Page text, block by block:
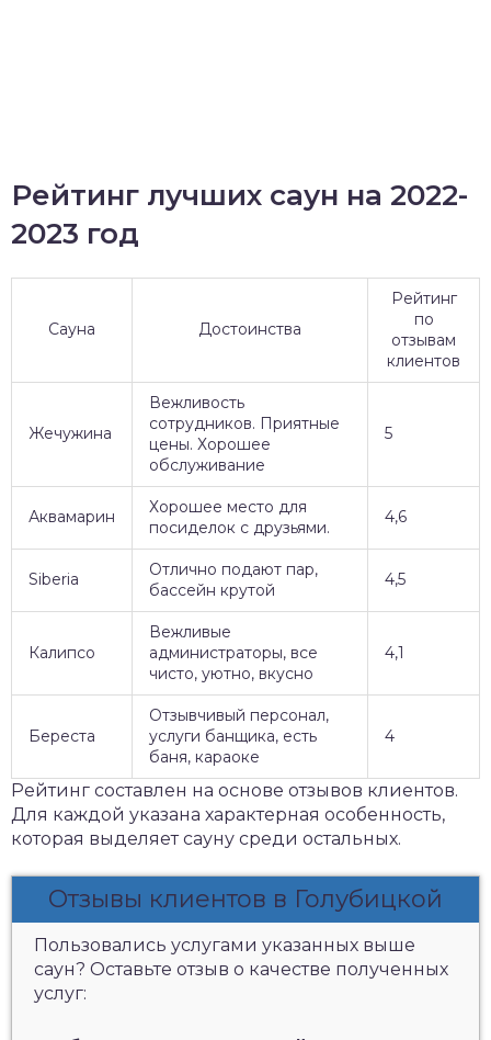
Рейтинг лучших саун на 2022-
2023 год
Сауна Достоинства
Рейтинг
по
отзывам
клиентов
Жечужина
Вежливость
сотрудников. Приятные
цены. Хорошее
обслуживание
5
Аквамарин
Хорошее место для
посиделок с друзьями.
4,6
Siberia
Отлично подают пар,
бассейн крутой
4,5
Калипсо
Вежливые
администраторы, все
чисто, уютно, вкусно
4,1
Береста
Отзывчивый персонал,
услуги банщика, есть
баня, караоке
4
Рейтинг составлен на основе отзывов клиентов.
Для каждой указана характерная особенность,
которая выделяет сауну среди остальных.
Отзывы клиентов в Голубицкой
Пользовались услугами указанных выше
саун? Оставьте отзыв о качестве полученных
услуг: